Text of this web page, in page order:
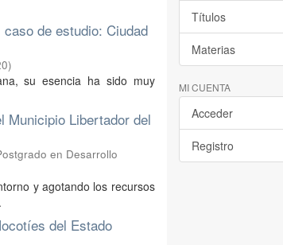
de estudio: Ciudad
)
su esencia ha sido muy
Municipio Libertador del
en Desarrollo
y agotando los recursos
del Estado
Títulos
Materias
MI CUENTA
Acceder
Registro